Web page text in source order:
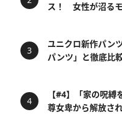
ス！ 女性が沼る
ユニクロ新作パン
パンツ」と徹底比
【#4】「家の呪
尊女卑から解放さ